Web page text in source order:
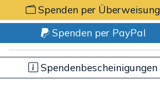
Spenden per Überweisung
Spenden per PayPal
Spendenbescheinigungen